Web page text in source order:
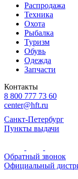
Распродажа
Техника
Охота
Рыбалка
Туризм
Обувь
Одежда
Запчасти
Контакты
8 800 777 73 60
center@hft.ru
Санкт-Петербург
Пункты выдачи
Обратный звонок
Официальный